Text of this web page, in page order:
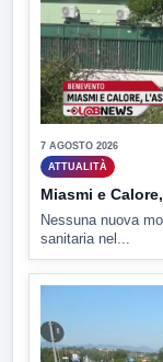
7 AGOSTO 2026
ATTUALITÀ
Miasmi e
Nessuna nuova
sanitaria nel...